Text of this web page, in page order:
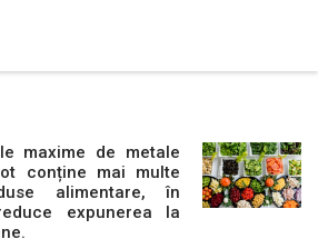
maxime de metale
conține mai multe
alimentare, în
expunerea la